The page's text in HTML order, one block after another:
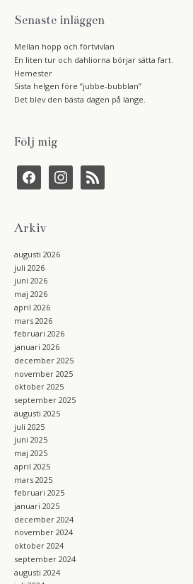
Senaste inläggen
Mellan hopp och förtvivlan
En liten tur och dahliorna börjar sätta fart.
Hemester
Sista helgen före ”jubbe-bubblan”
Det blev den bästa dagen på länge.
Följ mig
f
c
o
i
s
a
m
r
s
Arkiv
augusti 2026
juli 2026
juni 2026
maj 2026
april 2026
mars 2026
februari 2026
januari 2026
december 2025
november 2025
oktober 2025
september 2025
augusti 2025
juli 2025
juni 2025
maj 2025
april 2025
mars 2025
februari 2025
januari 2025
december 2024
november 2024
oktober 2024
september 2024
augusti 2024